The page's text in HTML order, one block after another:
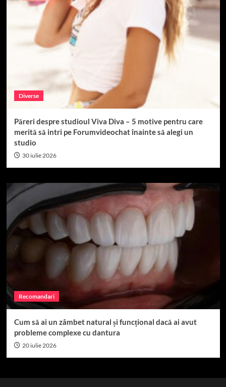
Diverse
Păreri despre studioul Viva Diva – 5 motive pentru care
merită să intri pe Forumvideochat înainte să alegi un
studio
30 iulie 2026
Recomandari
Cum să ai un zâmbet natural și funcțional dacă ai avut
probleme complexe cu dantura
20 iulie 2026